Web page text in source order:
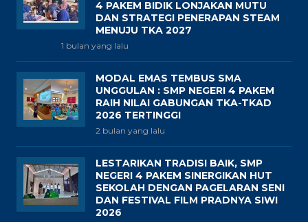
4 PAKEM BIDIK LONJAKAN MUTU
DAN STRATEGI PENERAPAN STEAM
MENUJU TKA 2027
1 bulan yang lalu
MODAL EMAS TEMBUS SMA
UNGGULAN : SMP NEGERI 4 PAKEM
RAIH NILAI GABUNGAN TKA-TKAD
2026 TERTINGGI
2 bulan yang lalu
LESTARIKAN TRADISI BAIK, SMP
NEGERI 4 PAKEM SINERGIKAN HUT
SEKOLAH DENGAN PAGELARAN SENI
DAN FESTIVAL FILM PRADNYA SIWI
2026